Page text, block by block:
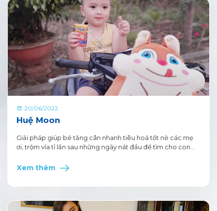
20/06/2022
Huệ Moon
Giải pháp giúp bé tăng cân nhanh tiêu hoá tốt nè các mẹ
ơi, trộm vía tỉ lần sau những ngày nát đầu để tìm cho con
ra chân ái cho con sữa oggi có hộp pha sẵn bé còn tiện
Xem thêm